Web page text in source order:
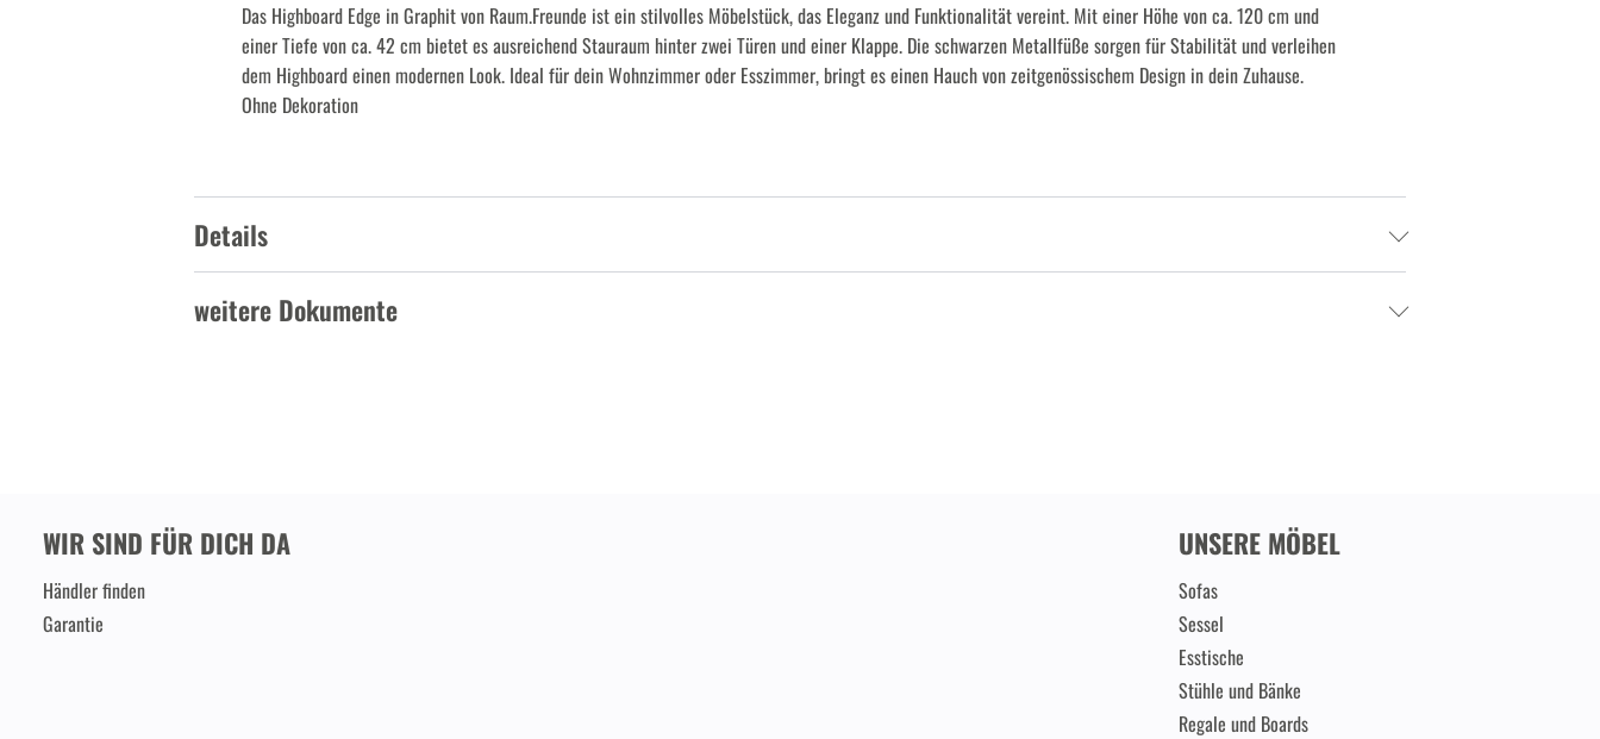
Das Highboard Edge in Graphit von Raum.Freunde ist ein stilvolles Möbelstück, das Eleganz und Funktionalität vereint. Mit einer Höhe von ca. 120 cm und
einer Tiefe von ca. 42 cm bietet es ausreichend Stauraum hinter zwei Türen und einer Klappe. Die schwarzen Metallfüße sorgen für Stabilität und verleihen
dem Highboard einen modernen Look. Ideal für dein Wohnzimmer oder Esszimmer, bringt es einen Hauch von zeitgenössischem Design in dein Zuhause.
Ohne Dekoration
Details
weitere Dokumente
WIR SIND FÜR DICH DA
Händler finden
Garantie
UNSERE MÖBEL
Sofas
Sessel
Esstische
Stühle und Bänke
Regale und Boards